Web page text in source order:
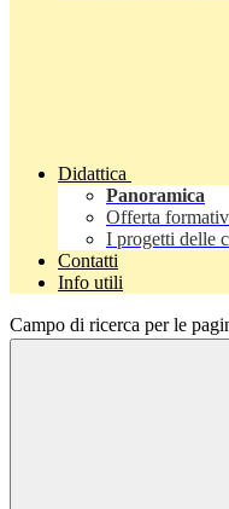
Didattica
Panoramica
Offerta
I progetti delle
Contatti
Info utili
Campo di ricerca per le